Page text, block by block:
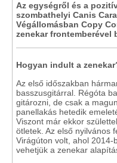
Az egységről és a
szombathelyi Canis
Végállomásban Copy
zenekar frontemberével
Hogyan indult a
Az első időszakban
basszusgitárral. Régóta
gitározni, de csak a
panellakás hetedik
Viszont már ekkor
ötletek. Az első nyilvános
Virágúton volt, ahol 2014-
vehetjük a zenekar